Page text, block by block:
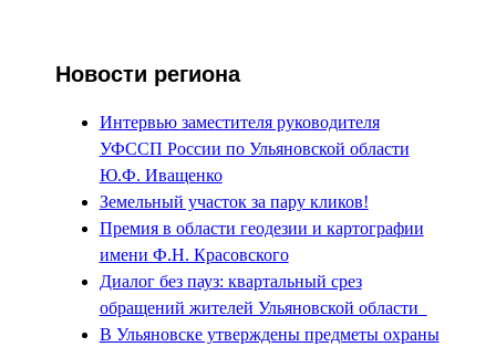
Новости региона
Интервью заместителя руководителя
УФССП России по Ульяновской области
Ю.Ф. Иващенко
Земельный участок за пару кликов!
Премия в области геодезии и картографии
имени Ф.Н. Красовского
Диалог без пауз: квартальный срез
обращений жителей Ульяновской области
В Ульяновске утверждены предметы охраны